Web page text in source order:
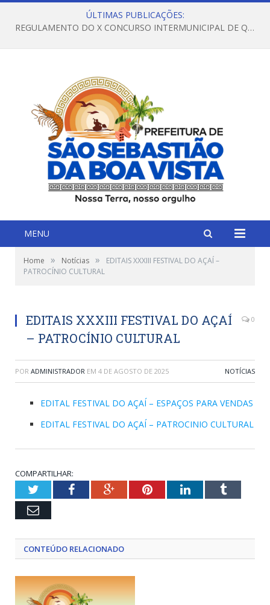
ÚLTIMAS PUBLICAÇÕES:
REGULAMENTO DO X CONCURSO INTERMUNICIPAL DE QUADRILHAS JUNINAS – 2026 – ARRAIÁ DA VENEZA
MENU
Home » Notícias »
EDITAIS XXXIII FESTIVAL DO AÇAÍ –
PATROCÍNIO CULTURAL
EDITAIS XXXIII FESTIVAL DO AÇAÍ
– PATROCÍNIO CULTURAL
0
POR ADMINISTRADOR EM 4 DE AGOSTO DE 2025 NOTÍCIAS
EDITAL FESTIVAL DO AÇAÍ – ESPAÇOS PARA VENDAS
EDITAL FESTIVAL DO AÇAÍ – PATROCINIO CULTURAL
COMPARTILHAR:
TwitterFacebookGoogle+PinterestLinkedInTumblr
Email
CONTEÚDO RELACIONADO